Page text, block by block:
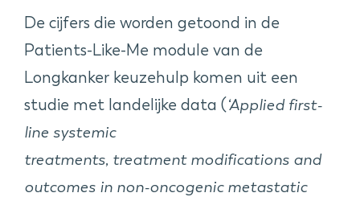
De cijfers die worden getoond in de
Patients-Like-Me module van de
Longkanker keuzehulp komen uit een
studie met landelijke data ( ‘Applied first-
line systemic
treatments, treatment modifications and
outcomes in non-oncogenic metastatic